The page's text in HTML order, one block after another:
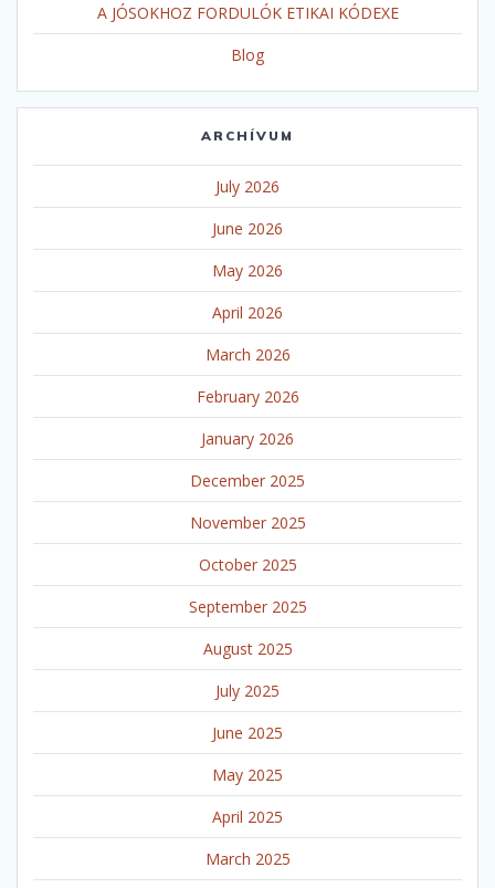
A JÓSOKHOZ FORDULÓK ETIKAI KÓDEXE
Blog
ARCHÍVUM
July 2026
June 2026
May 2026
April 2026
March 2026
February 2026
January 2026
December 2025
November 2025
October 2025
September 2025
August 2025
July 2025
June 2025
May 2025
April 2025
March 2025